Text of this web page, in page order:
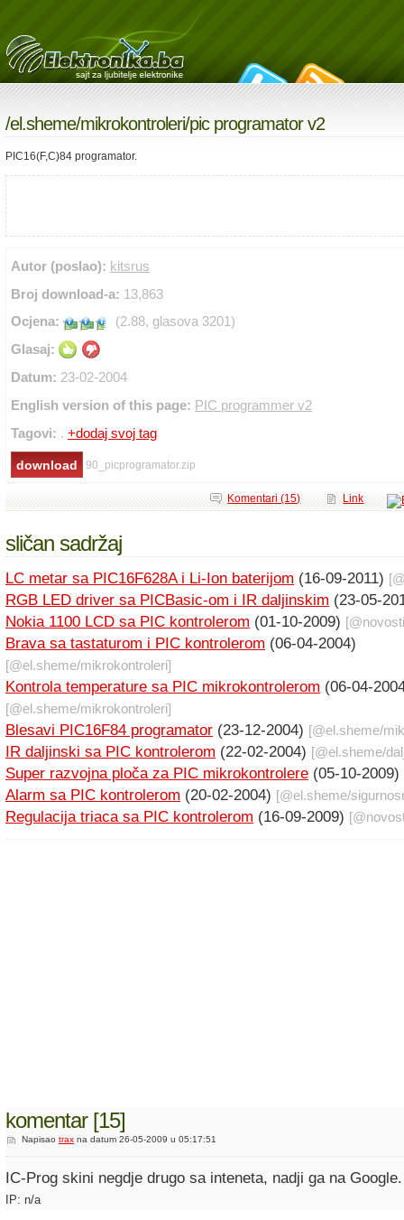
/el.sheme/mikrokontroleri/pic programator v2
PIC16(F,C)84 programator.
Autor (poslao): kitsrus
Broj download-a: 13,863
Ocjena:
(2.88, glasova 3201)
Glasaj:
Datum: 23-02-2004
English version of this page: PIC programmer v2
Tagovi: . +dodaj svoj tag
90_picprogramator.zip
Link
Komentari (15)
sličan sadržaj
LC metar sa PIC16F628A i Li-Ion baterijom (16-09-2011)
RGB LED driver sa PICBasic-om i IR daljinskim (23-05-
Nokia 1100 LCD sa PIC kontrolerom (01-10-2009) [@novosti
Brava sa tastaturom i PIC kontrolerom (06-04-2004)
[@el.sheme/mikrokontroleri]
Kontrola temperature sa PIC mikrokontrolerom (06-04-
[@el.sheme/mikrokontroleri]
Blesavi PIC16F84 programator (23-12-2004) [@el.sheme/
IR daljinski sa PIC kontrolerom (22-02-2004) [@el.sheme/
Super razvojna ploča za PIC mikrokontrolere (05-10-2009)
Alarm sa PIC kontrolerom (20-02-2004) [@el.sheme/
Regulacija triaca sa PIC kontrolerom (16-09-2009) [@
komentar [15]
Napisao trax na datum 26-05-2009 u 05:17:51
IC-Prog skini negdje drugo sa inteneta, nadji ga na Google.
IP: n/a